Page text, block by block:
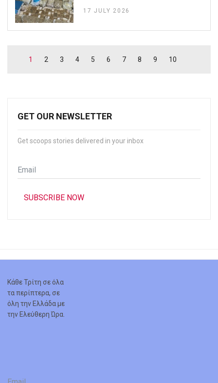
17 JULY 2026
1 2 3 4 5 6 7 8 9 10
GET OUR NEWSLETTER
Get scoops stories delivered in your inbox
Email
*
SUBSCRIBE NOW
Κάθε Τρίτη σε όλα
τα περίπτερα, σε
όλη την Ελλάδα με
την Ελεύθερη Ώρα.
Email